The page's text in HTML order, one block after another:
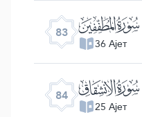
83 ﰀ
36 Ајет
84 ﰁ
25 Ајет